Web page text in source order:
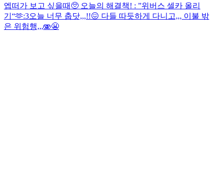
엡떠가 보고 싶을때🥺 오늘의 해결책! : ”위버스 셀카 올리
기“🫶:3오늘 너무 춥닷,,,!!😖 다들 따듯하게 다니고,,, 이불 밖
은 위험행,,,🫨😬